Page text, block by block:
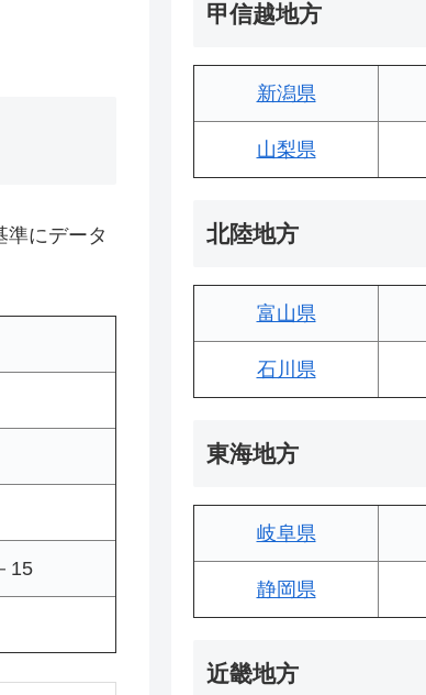
準にデータ
15
甲信越地方
新潟県
山梨県
北陸地方
富山県
石川県
東海地方
岐阜県
静岡県
近畿地方